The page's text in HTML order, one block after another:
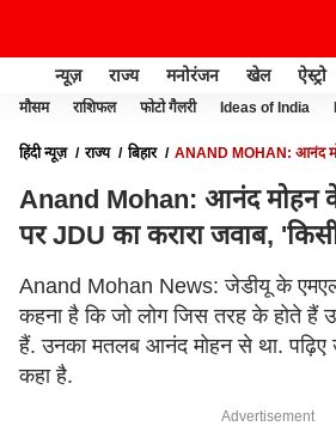
न्यूज़ राज्य मनोरंजन खेल ऐस्ट्रो
मौसम राशिफल फोटो गैलरी Ideas of India
हिंदी न्यूज़ राज्य बिहार
ANAND MOHAN: आनंद
Anand Mohan: आनंद मोहन
पर JDU का करारा जवाब,
Anand Mohan News: जेडीयू के
कहना है कि जो लोग जिस तरह के होते हैं
हैं. उनका मतलब आनंद मोहन से था. पढ़िए
कहा है.
Advertisement